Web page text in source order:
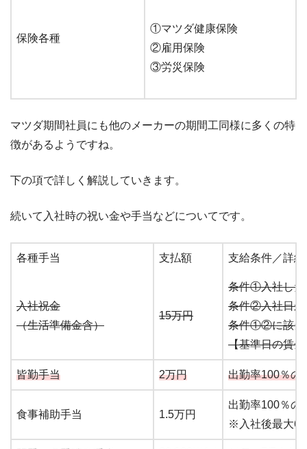
保険各種
①マツダ健康保険
②雇用保険
③労災保険
マツダ期間社員にも他のメーカーの期間工同様に多くの特
徴があるようですね。
下の項で詳しく解説していきます。
続いて入社時の祝い金や手当などについてです。
各種手当 支払額 支給条件／詳細
入社祝金
（生活準備金含）
15万円
条件①入社した
条件②入社日か
条件①②に該当
【基準日の賃
皆勤手当 2万円 出勤率100％の
食事補助手当 1.5万円
出勤率100％の
※入社後最大6